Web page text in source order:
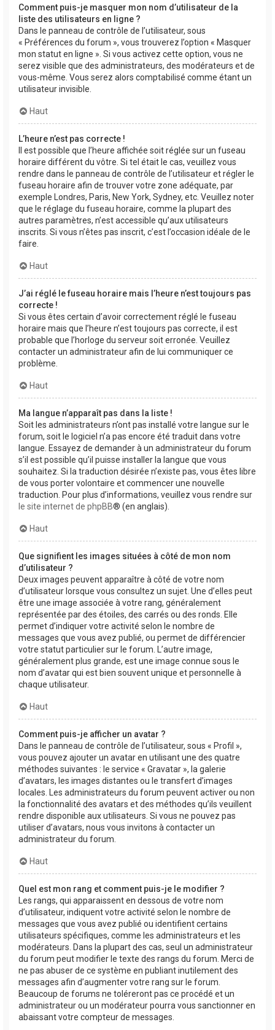
Comment puis-je masquer mon nom d’utilisateur de la
liste des utilisateurs en ligne ?
Dans le panneau de contrôle de l’utilisateur, sous
« Préférences du forum », vous trouverez l’option « Masquer
mon statut en ligne ». Si vous activez cette option, vous ne
serez visible que des administrateurs, des modérateurs et de
vous-même. Vous serez alors comptabilisé comme étant un
utilisateur invisible.
Haut
L’heure n’est pas correcte !
Il est possible que l’heure affichée soit réglée sur un fuseau
horaire différent du vôtre. Si tel était le cas, veuillez vous
rendre dans le panneau de contrôle de l’utilisateur et régler le
fuseau horaire afin de trouver votre zone adéquate, par
exemple Londres, Paris, New York, Sydney, etc. Veuillez noter
que le réglage du fuseau horaire, comme la plupart des
autres paramètres, n’est accessible qu’aux utilisateurs
inscrits. Si vous n’êtes pas inscrit, c’est l’occasion idéale de le
faire.
Haut
J’ai réglé le fuseau horaire mais l’heure n’est toujours pas
correcte !
Si vous êtes certain d’avoir correctement réglé le fuseau
horaire mais que l’heure n’est toujours pas correcte, il est
probable que l’horloge du serveur soit erronée. Veuillez
contacter un administrateur afin de lui communiquer ce
problème.
Haut
Ma langue n’apparaît pas dans la liste !
Soit les administrateurs n’ont pas installé votre langue sur le
forum, soit le logiciel n’a pas encore été traduit dans votre
langue. Essayez de demander à un administrateur du forum
s’il est possible qu’il puisse installer la langue que vous
souhaitez. Si la traduction désirée n’existe pas, vous êtes libre
de vous porter volontaire et commencer une nouvelle
traduction. Pour plus d’informations, veuillez vous rendre sur
le site internet de phpBB® (en anglais).
Haut
Que signifient les images situées à côté de mon nom
d’utilisateur ?
Deux images peuvent apparaître à côté de votre nom
d’utilisateur lorsque vous consultez un sujet. Une d’elles peut
être une image associée à votre rang, généralement
représentée par des étoiles, des carrés ou des ronds. Elle
permet d’indiquer votre activité selon le nombre de
messages que vous avez publié, ou permet de différencier
votre statut particulier sur le forum. L’autre image,
généralement plus grande, est une image connue sous le
nom d’avatar qui est bien souvent unique et personnelle à
chaque utilisateur.
Haut
Comment puis-je afficher un avatar ?
Dans le panneau de contrôle de l’utilisateur, sous « Profil »,
vous pouvez ajouter un avatar en utilisant une des quatre
méthodes suivantes : le service « Gravatar », la galerie
d’avatars, les images distantes ou le transfert d’images
locales. Les administrateurs du forum peuvent activer ou non
la fonctionnalité des avatars et des méthodes qu’ils veuillent
rendre disponible aux utilisateurs. Si vous ne pouvez pas
utiliser d’avatars, nous vous invitons à contacter un
administrateur du forum.
Haut
Quel est mon rang et comment puis-je le modifier ?
Les rangs, qui apparaissent en dessous de votre nom
d’utilisateur, indiquent votre activité selon le nombre de
messages que vous avez publié ou identifient certains
utilisateurs spécifiques, comme les administrateurs et les
modérateurs. Dans la plupart des cas, seul un administrateur
du forum peut modifier le texte des rangs du forum. Merci de
ne pas abuser de ce système en publiant inutilement des
messages afin d’augmenter votre rang sur le forum.
Beaucoup de forums ne toléreront pas ce procédé et un
administrateur ou un modérateur pourra vous sanctionner en
abaissant votre compteur de messages.